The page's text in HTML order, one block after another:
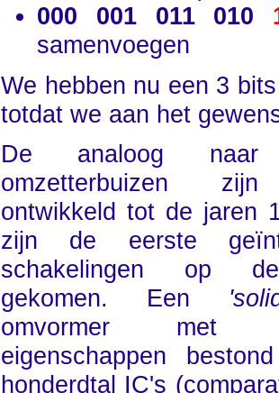
000 001 011 010
samenvoegen
We hebben nu een 3
totdat we aan het
De analoog naar
omzetterbuizen
ontwikkeld tot de jaren
zijn de eerste
schakelingen op
gekomen. Een
omvormer met
eigenschappen
honderdtal IC's